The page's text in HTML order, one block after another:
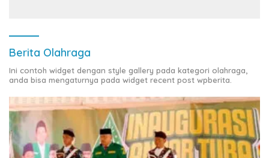
Berita Olahraga
Ini contoh widget dengan style gallery pada kategori olahraga,
anda bisa mengaturnya pada widget recent post wpberita.